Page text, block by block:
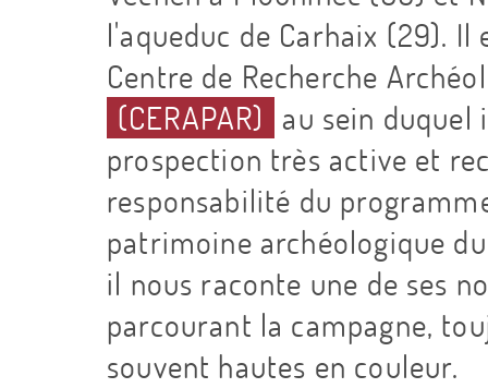
l'aqueduc de Carhaix (29). Il
Centre de Recherche
(CERAPAR) au sein duquel
prospection très active et
responsabilité du
patrimoine archéologique
il nous raconte une de ses
parcourant la campagne,
souvent hautes en couleur.